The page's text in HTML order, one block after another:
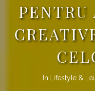
In Lifestyle &